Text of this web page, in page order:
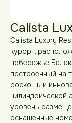
Calista
Calista Luxury
курорт,
побережье
построенный на
роскошь и
цилиндрической
уровень
оснащенные